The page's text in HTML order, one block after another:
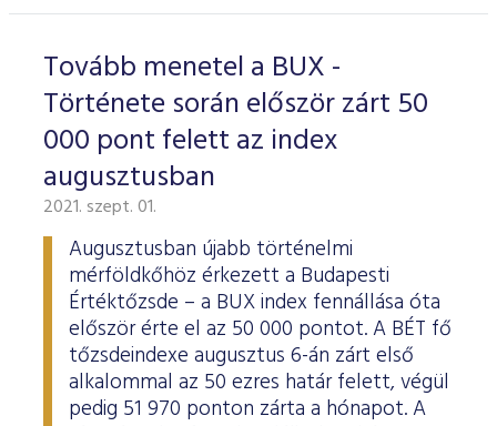
Tovább menetel a BUX -
Története során először zárt 50
000 pont felett az index
augusztusban
2021. szept. 01.
Augusztusban újabb történelmi
mérföldkőhöz érkezett a Budapesti
Értéktőzsde – a BUX index fennállása óta
először érte el az 50 000 pontot. A BÉT fő
tőzsdeindexe augusztus 6-án zárt első
alkalommal az 50 ezres határ felett, végül
pedig 51 970 ponton zárta a hónapot. A